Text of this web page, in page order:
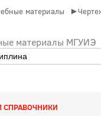
материалы
материалы МГУИЭ
СПРАВОЧНИКИ